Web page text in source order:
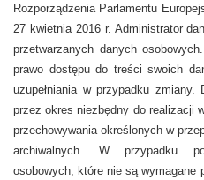
Rozporządzenia Parlamentu
27 kwietnia 2016 r. Administrator
przetwarzanych danych
prawo dostępu do treści swoich
uzupełniania w przypadku zmiany.
przez okres niezbędny do realizacji
przechowywania określonych w
archiwalnych. W przypadku
osobowych, które nie są wymagane